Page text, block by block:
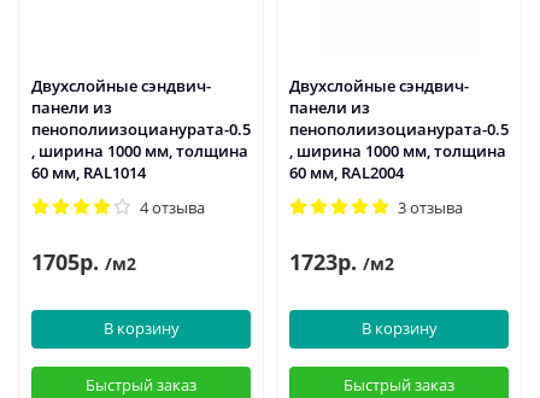
Двухслойные сэндвич-
панели из
пенополиизоцианурата-0.5
, ширина 1000 мм, толщина
60 мм, RAL1014
4 отзыва
1705р. /м2
В корзину
Быстрый заказ
Двухслойные сэндвич-
панели из
пенополиизоцианурата-0.5
, ширина 1000 мм, толщина
60 мм, RAL2004
3 отзыва
1723р. /м2
В корзину
Быстрый заказ